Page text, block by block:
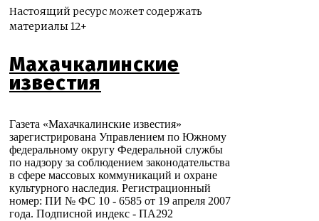
Настоящий ресурс может содержать
материалы 12+
Махачкалинские
известия
Газета «Махачкалинские известия»
зарегистрирована Управлением по Южному
федеральному округу Федеральной службы
по надзору за соблюдением законодательства
в сфере массовых коммуникаций и охране
культурного наследия. Регистрационный
номер: ПИ № ФС 10 - 6585 от 19 апреля 2007
года. Подписной индекс - ПА292